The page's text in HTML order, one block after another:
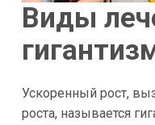
Виды
Ускоренный рост,
роста, называется